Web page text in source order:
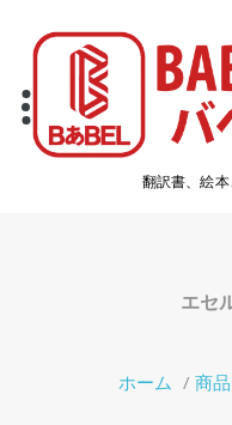
翻訳書、絵
エセ
ホーム /商品